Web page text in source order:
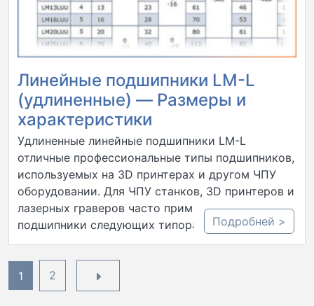
Линейные подшипники LM-L
(удлиненные) — Размеры и
характеристики
Удлиненные линейные подшипники LM-L
отличные профессиональные типы подшипников,
используемых на 3D принтерах и другом ЧПУ
оборудовании. Для ЧПУ станков, 3D принтеров и
лазерных граверов часто применяют линейные
подшипники следующих типоразмеров:…..
Подробней >
Пагинация
записей
1 2